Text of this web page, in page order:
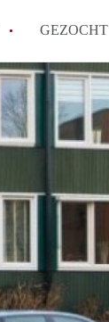
GEZOCHT